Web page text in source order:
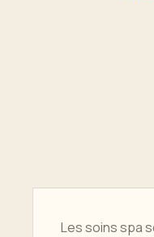
Les soins spa